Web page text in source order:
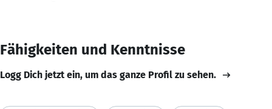
Fähigkeiten und Kenntnisse
Logg Dich jetzt ein, um das ganze Profil zu sehen.